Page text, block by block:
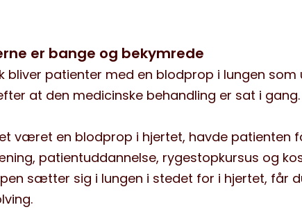
er bange og bekymrede
bliver patienter med en blodprop i lungen
at den medicinske behandling er sat i gang.
været en blodprop i hjertet, havde patienten
patientuddannelse, rygestopkursus og
sætter sig i lungen i stedet for i hjertet, får